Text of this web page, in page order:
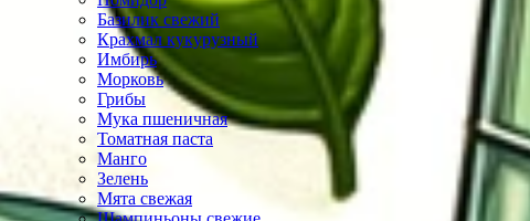
Базилик свежий
Крахмал кукурузный
Имбирь
Морковь
Грибы
Мука пшеничная
Томатная паста
Манго
Зелень
Мята свежая